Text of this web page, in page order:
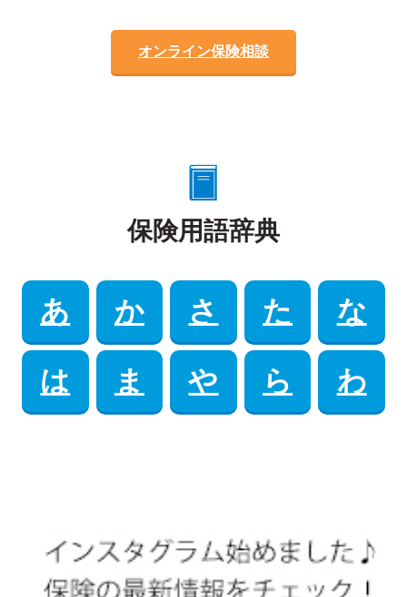
オンライン保険相談
保険用語辞典
あ か さ た な
は ま や ら わ